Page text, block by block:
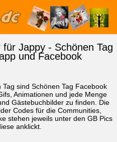
Jappy - Schönen Tag
und Facebook
sind Schönen Tag Facebook
Animationen und jede Menge
Gästebuchbilder zu finden. Die
Codes für die Communities,
stehen jeweils unter den GB Pics
anklickt.